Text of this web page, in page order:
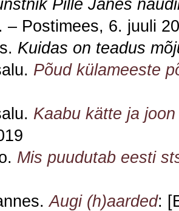
Pille Jänes
– Postimees, 6. juuli
Kuidas on teadus
Põud külameeste
Kaabu kätte ja
Mis puudutab eesti
Augi (h)aarded: